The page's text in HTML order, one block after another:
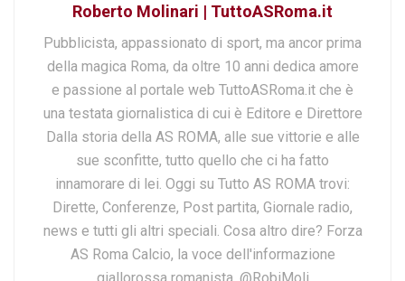
Roberto Molinari | TuttoASRoma.it
Pubblicista, appassionato di sport, ma ancor prima
della magica Roma, da oltre 10 anni dedica amore
e passione al portale web TuttoASRoma.it che è
una testata giornalistica di cui è Editore e Direttore
Dalla storia della AS ROMA, alle sue vittorie e alle
sue sconfitte, tutto quello che ci ha fatto
innamorare di lei. Oggi su Tutto AS ROMA trovi:
Dirette, Conferenze, Post partita, Giornale radio,
news e tutti gli altri speciali. Cosa altro dire? Forza
AS Roma Calcio, la voce dell'informazione
giallorossa romanista. @RobiMoli